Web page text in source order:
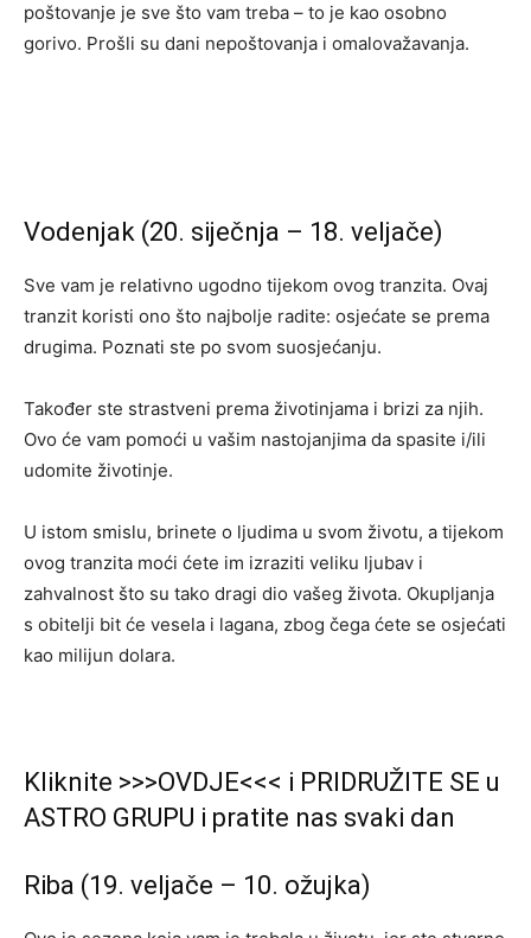
poštovanje je sve što vam treba – to je kao osobno
gorivo. Prošli su dani nepoštovanja i omalovažavanja.
Vodenjak (20. siječnja – 18. veljače)
Sve vam je relativno ugodno tijekom ovog tranzita. Ovaj
tranzit koristi ono što najbolje radite: osjećate se prema
drugima. Poznati ste po svom suosjećanju.
Također ste strastveni prema životinjama i brizi za njih.
Ovo će vam pomoći u vašim nastojanjima da spasite i/ili
udomite životinje.
U istom smislu, brinete o ljudima u svom životu, a tijekom
ovog tranzita moći ćete im izraziti veliku ljubav i
zahvalnost što su tako dragi dio vašeg života. Okupljanja
s obitelji bit će vesela i lagana, zbog čega ćete se osjećati
kao milijun dolara.
Kliknite >>>OVDJE<<< i PRIDRUŽITE SE u
ASTRO GRUPU i pratite nas svaki dan
Riba (19. veljače – 10. ožujka)